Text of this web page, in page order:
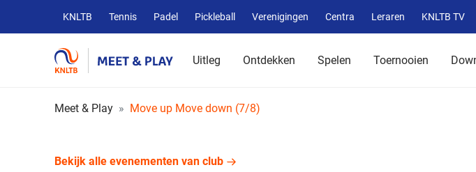
Overige
KNLTB
websites
KNLTB Tennis Padel Pickleball Verenigingen Centra Leraren KNLTB TV
Uitleg Ontdekken Spelen Toernooien
Meet & Play Move up Move down (7/8)
Bekijk alle evenementen van club